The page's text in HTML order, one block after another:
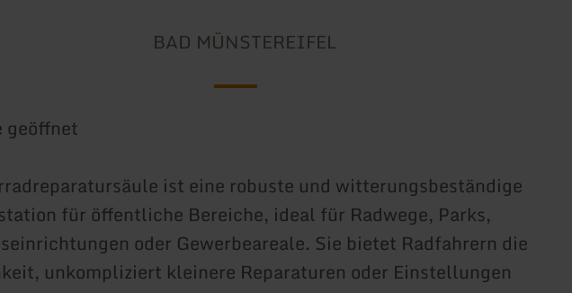
BAD MÜNSTEREIFEL
geöffnet
ist eine robuste und witterungsbeständige
für öffentliche Bereiche, ideal für Radwege, Parks,
oder Gewerbeareale. Sie bietet Radfahrern die
unkompliziert kleinere Reparaturen oder Einstellungen